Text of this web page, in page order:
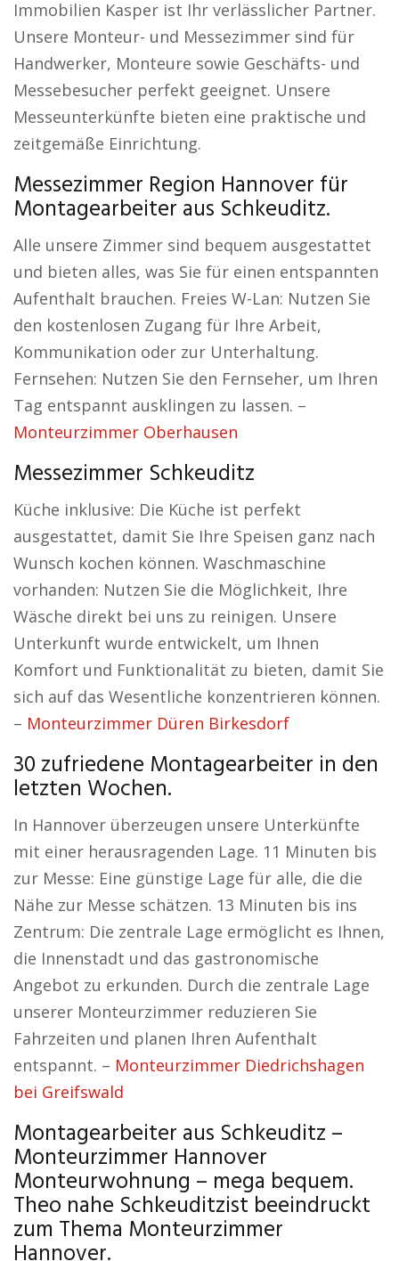
Immobilien Kasper ist Ihr verlässlicher Partner.
Unsere Monteur- und Messezimmer sind für
Handwerker, Monteure sowie Geschäfts- und
Messebesucher perfekt geeignet. Unsere
Messeunterkünfte bieten eine praktische und
zeitgemäße Einrichtung.
Messezimmer Region Hannover für
Montagearbeiter aus Schkeuditz.
Alle unsere Zimmer sind bequem ausgestattet
und bieten alles, was Sie für einen entspannten
Aufenthalt brauchen. Freies W-Lan: Nutzen Sie
den kostenlosen Zugang für Ihre Arbeit,
Kommunikation oder zur Unterhaltung.
Fernsehen: Nutzen Sie den Fernseher, um Ihren
Tag entspannt ausklingen zu lassen. –
Monteurzimmer Oberhausen
Messezimmer Schkeuditz
Küche inklusive: Die Küche ist perfekt
ausgestattet, damit Sie Ihre Speisen ganz nach
Wunsch kochen können. Waschmaschine
vorhanden: Nutzen Sie die Möglichkeit, Ihre
Wäsche direkt bei uns zu reinigen. Unsere
Unterkunft wurde entwickelt, um Ihnen
Komfort und Funktionalität zu bieten, damit Sie
sich auf das Wesentliche konzentrieren können.
– Monteurzimmer Düren Birkesdorf
30 zufriedene Montagearbeiter in den
letzten Wochen.
In Hannover überzeugen unsere Unterkünfte
mit einer herausragenden Lage. 11 Minuten bis
zur Messe: Eine günstige Lage für alle, die die
Nähe zur Messe schätzen. 13 Minuten bis ins
Zentrum: Die zentrale Lage ermöglicht es Ihnen,
die Innenstadt und das gastronomische
Angebot zu erkunden. Durch die zentrale Lage
unserer Monteurzimmer reduzieren Sie
Fahrzeiten und planen Ihren Aufenthalt
entspannt. – Monteurzimmer Diedrichshagen
bei Greifswald
Montagearbeiter aus Schkeuditz –
Monteurzimmer Hannover
Monteurwohnung – mega bequem.
Theo nahe Schkeuditzist beeindruckt
zum Thema Monteurzimmer